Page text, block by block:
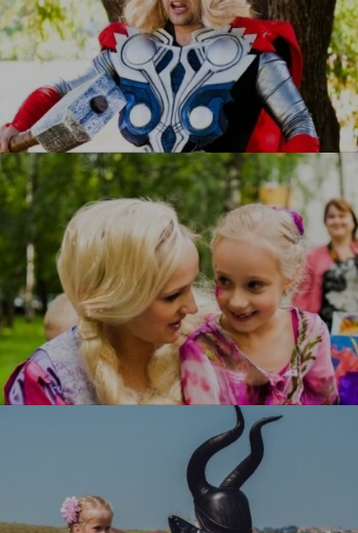
УЗНАТЬ БОЛЬШЕ
Тор
Рапунцель